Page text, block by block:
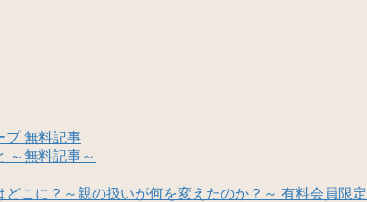
プ 無料記事
～無料記事～
こに？～親の扱いが何を変えたのか？～ 有料会員限定